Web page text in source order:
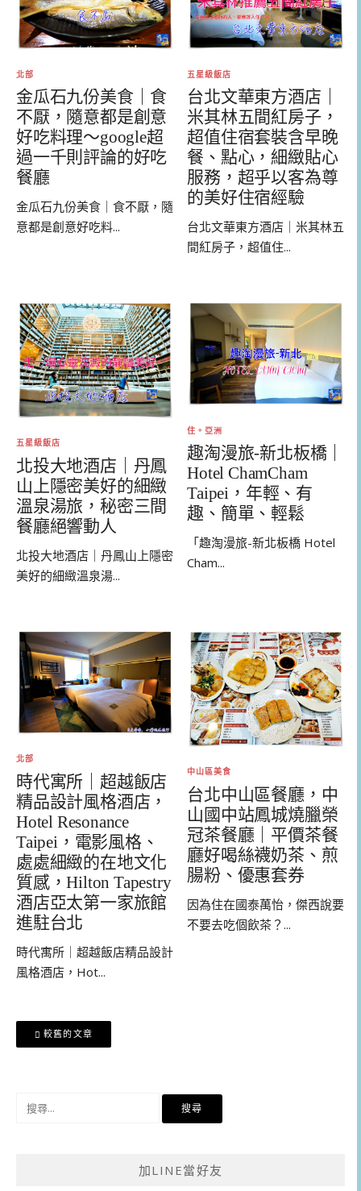
北部
金瓜石九份美食｜食
不厭，隨意都是創意
好吃料理～google超
過一千則評論的好吃
餐廳
金瓜石九份美食｜食不厭，隨
意都是創意好吃料...
五星級飯店
台北文華東方酒店｜
米其林五間紅房子，
超值住宿套裝含早晚
餐、點心，細緻貼心
服務，超乎以客為尊
的美好住宿經驗
台北文華東方酒店｜米其林五
間紅房子，超值住...
五星級飯店
北投大地酒店｜丹鳳
山上隱密美好的細緻
溫泉湯旅，秘密三間
餐廳絕響動人
北投大地酒店｜丹鳳山上隱密
美好的細緻溫泉湯...
住。亞洲
趣淘漫旅-新北板橋｜
Hotel ChamCham
Taipei，年輕、有
趣、簡單、輕鬆
「趣淘漫旅-新北板橋 Hotel
Cham...
北部
時代寓所｜超越飯店
精品設計風格酒店，
Hotel Resonance
Taipei，電影風格、
處處細緻的在地文化
質感，Hilton Tapestry
酒店亞太第一家旅館
進駐台北
時代寓所｜超越飯店精品設計
風格酒店，Hot...
中山區美食
台北中山區餐廳，中
山國中站鳳城燒臘榮
冠茶餐廳｜平價茶餐
廳好喝絲襪奶茶、煎
腸粉、優惠套券
因為住在國泰萬怡，傑西說要
不要去吃個飲茶？...
文
章
覽
較舊的文章
加LINE當好友